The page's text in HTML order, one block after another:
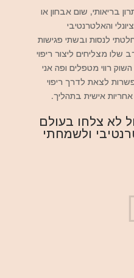
בריאותי, שום אבחון או
והאלטרנטיבי
לנסות ובשתי פגישות
שלו מצליחים ליצור ריפוי
רווי מטפלים ופה אני
לצאת לדרך ריפוי
אישית בתהליך.
לא צלחו בעולם
ולשמחתי